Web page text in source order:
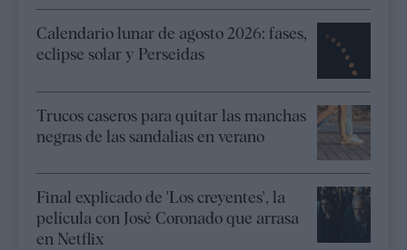
Calendario lunar de agosto 2026: fases,
eclipse solar y Perseidas
Trucos caseros para quitar las manchas
negras de las sandalias en verano
Final explicado de 'Los creyentes', la
película con José Coronado que arrasa
en Netflix